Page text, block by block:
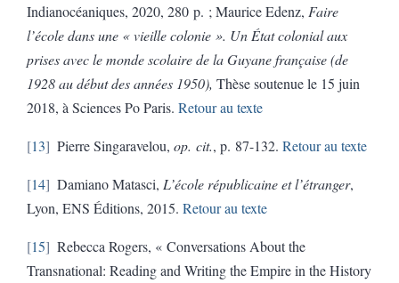
Indianocéaniques, 2020, 280 p. ; Maurice Edenz, Faire
l’école dans une « vieille colonie ». Un État colonial aux
prises avec le monde scolaire de la Guyane française (de
1928 au début des années 1950), Thèse soutenue le 15 juin
2018, à Sciences Po Paris. Retour au texte
13 Pierre Singaravelou, op. cit., p. 87-132. Retour au texte
14 Damiano Matasci, L’école républicaine et l’étranger,
Lyon, ENS Éditions, 2015. Retour au texte
15 Rebecca Rogers, « Conversations About the
Transnational: Reading and Writing the Empire in the History